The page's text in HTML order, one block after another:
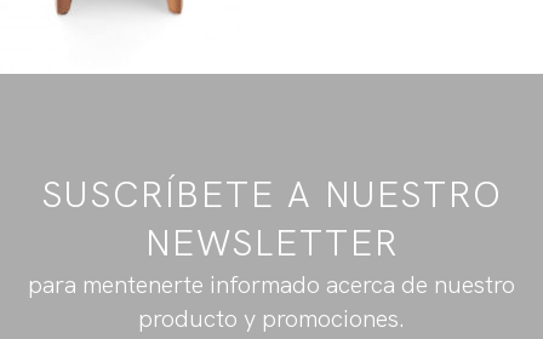
SUSCRÍBETE A NUESTRO
NEWSLETTER
para mentenerte informado acerca de nuestro
producto y promociones.